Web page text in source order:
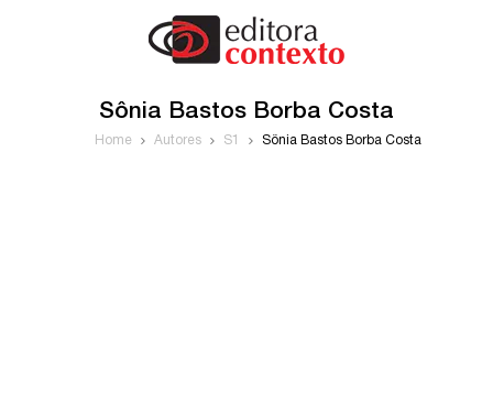
Sônia Bastos Borba Costa
Home Autores S1 Sônia Bastos Borba Costa